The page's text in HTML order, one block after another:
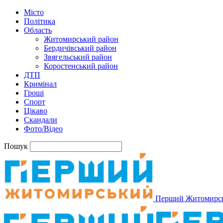
Місто
Політика
Область
Житомирський район
Бердичівський район
Звягельський район
Коростенський район
ДТП
Кримінал
Гроші
Спорт
Цікаво
Скандали
Фото/Відео
Пошук
Перший